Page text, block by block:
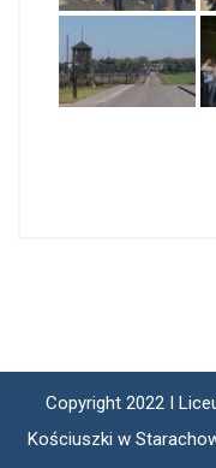
Copyright 2022 I
Kościuszki w